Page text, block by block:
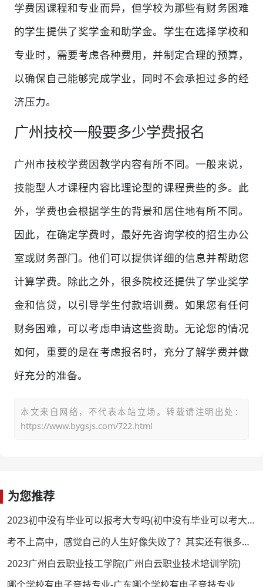
学费因课程和专业而异，但学校为那些有财务困难
的学生提供了奖学金和助学金。学生在选择学校和
专业时，需要考虑各种费用，并制定合理的预算，
以确保自己能够完成学业，同时不会承担过多的经
济压力。
广州技校一般要多少学费报名
广州市技校学费因教学内容有所不同。一般来说，
技能型人才课程内容比理论型的课程贵些的多。此
外，学费也会根据学生的背景和居住地有所不同。
因此，在确定学费时，最好先咨询学校的招生办公
室或财务部门。他们可以提供详细的信息并帮助您
计算学费。除此之外，很多院校还提供了学业奖学
金和信贷，以引导学生付款培训费。如果您有任何
财务困难，可以考虑申请这些资助。无论您的情况
如何，重要的是在考虑报名时，充分了解学费并做
好充分的准备。
本文来自网络，不代表本站立场。转载请注明出处：
https://www.bygsjs.com/722.html
为您推荐
2023初中没有毕业可以报考大专吗(初中没有毕业可以考大学吗)
考不上高中，感觉自己的人生好像失败了？其实还有很多路可以走！
2023广州白云职业技工学院(广州白云职业技术培训学院)